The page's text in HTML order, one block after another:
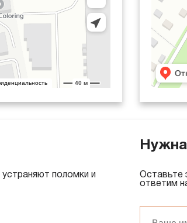
поломки и
Оставьте
ответим